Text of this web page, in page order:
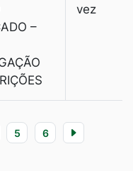
–
vez
5 6